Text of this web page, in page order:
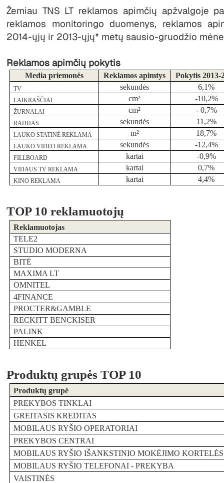
Žemiau TNS LT reklamos apimčių apžvalgoje
reklamos monitoringo duomenys, reklamos
2014-ųjų ir 2013-ųjų* metų sausio-gruodžio
Reklamos apimčių pokytis
Media priemonės Reklamos apimtys Pokytis 2013-
TV sekundės 6,1%
LAIKRAŠČIAI cm² -10,2%
ŽURNALAI cm² - 0,7%
RADIJAS sekundės 11,2%
LAUKO STATINĖ REKLAMA m² 18,7%
LAUKO VIDEO REKLAMA sekundės -12,4%
FILLBOARD kartai -0,9%
VIDAUS TV REKLAMA kartai 0,7%
KINO REKLAMA kartai 4,4%
TOP 10 reklamuotojų
Reklamuotojas
TELE2
STUDIO MODERNA
BITĖ
MAXIMA LT
OMNITEL
4FINANCE
PROCTER&GAMBLE
RECKITT BENCKISER
PALINK
HENKEL
Produktų grupės TOP 10
Produktų grupė
PREKYBOS TINKLAI
GREITASIS KREDITAS
MOBILAUS RYŠIO OPERATORIAI
PREKYBOS CENTRAI
MOBILAUS RYŠIO IŠANKSTINIO MOKĖJIMO KORTELĖS
MOBILAUS RYŠIO TELEFONAI - PREKYBA
VAISTINĖS